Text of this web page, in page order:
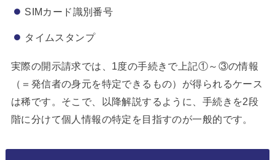
SIMカード識別番号
タイムスタンプ
実際の開示請求では、1度の手続きで上記①～③の情報
（＝発信者の身元を特定できるもの）が得られるケース
は稀です。そこで、以降解説するように、手続きを2段
階に分けて個人情報の特定を目指すのが一般的です。